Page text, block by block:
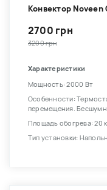
Конвектор
2700 грн
3200 грн
Характеристики
Мощность: 2000 Вт
Особенности:
перемещения.
Площадь обогрева: 20
Тип установки: